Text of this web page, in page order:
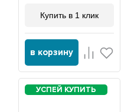
Купить в 1 клик
в корзину